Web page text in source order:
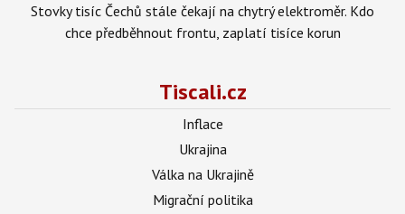
Stovky tisíc Čechů stále čekají na chytrý elektroměr. Kdo
chce předběhnout frontu, zaplatí tisíce korun
Tiscali.cz
Inflace
Ukrajina
Válka na Ukrajině
Migrační politika